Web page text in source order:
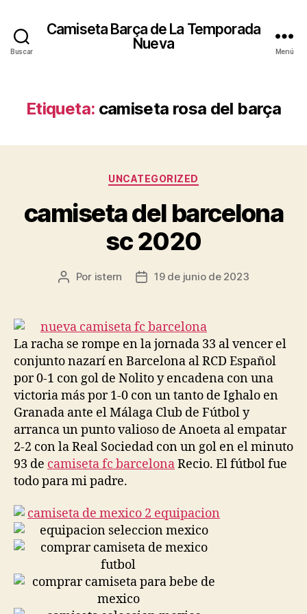
Buscar
Camiseta Barça de La Temporada
Nueva
Menú
Etiqueta: camiseta rosa del barça
Categorías
UNCATEGORIZED
camiseta del barcelona
sc 2020
Autor
entrada
Por istern
Fecha
entrada
19 de junio de 2023
La racha se rompe en la jornada 33 al vencer el
conjunto nazarí en Barcelona al RCD Español
por 0-1 con gol de Nolito y encadena con una
victoria más por 1-0 con un tanto de Ighalo en
Granada ante el Málaga Club de Fútbol y
arranca un punto valioso de Anoeta al empatar
2-2 con la Real Sociedad con un gol en el minuto
93 de camiseta fc barcelonaRecio. El fútbol fue
todo para mi padre.